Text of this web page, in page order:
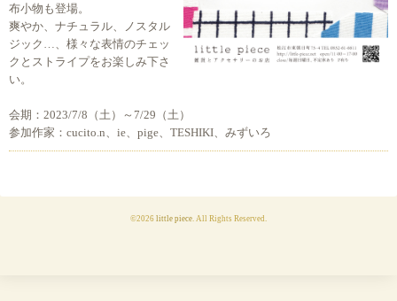
布小物も登場。
爽やか、ナチュラル、ノスタル
ジック…、様々な表情のチェッ
クとストライプをお楽しみ下さ
い。
会期：2023/7/8（土）～7/29（土）
参加作家：cucito.n、ie、pige、TESHIKI、みずいろ
©2026 little piece . All Rights Reserved.